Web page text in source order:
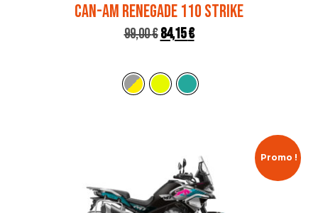
CAN-AM RENEGADE 110 STRIKE
99,00€84,15€
Promo !